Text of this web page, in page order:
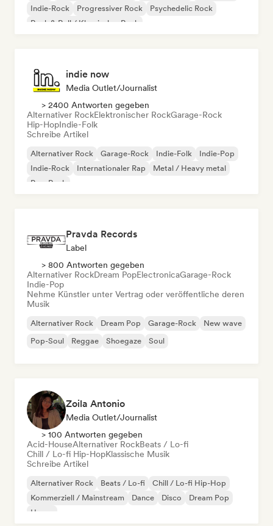
Indie-Rock Progressiver Rock
Psychedelic Rock
Rock & Roll / Klassischer Rock
indie now
Media Outlet/Journalist
> 2400 Antworten gegeben
Alternativer RockElektronischer RockGarage-Rock
Hip-HopIndie-Folk
Schreibe Artikel
Alternativer Rock Garage-Rock Indie-Folk
Indie-Pop
Indie-Rock
Internationaler Rap
Metal / Heavy metal
Pop-Rock
Pravda Records
Label
> 800 Antworten gegeben
Alternativer RockDream PopElectronicaGarage-Rock
Indie-Pop
Nehme Künstler unter Vertrag oder veröffentliche deren
Musik
Alternativer Rock Dream Pop Garage-Rock
New wave
Pop-Soul
Reggae Shoegaze Soul
Zoila Antonio
Media Outlet/Journalist
> 100 Antworten gegeben
Acid-HouseAlternativer RockBeats / Lo-fi
Chill / Lo-fi Hip-HopKlassische Musik
Schreibe Artikel
Alternativer Rock Beats / Lo-fi
Chill / Lo-fi Hip-Hop
Kommerziell / Mainstream
Dance Disco
Dream Pop
House